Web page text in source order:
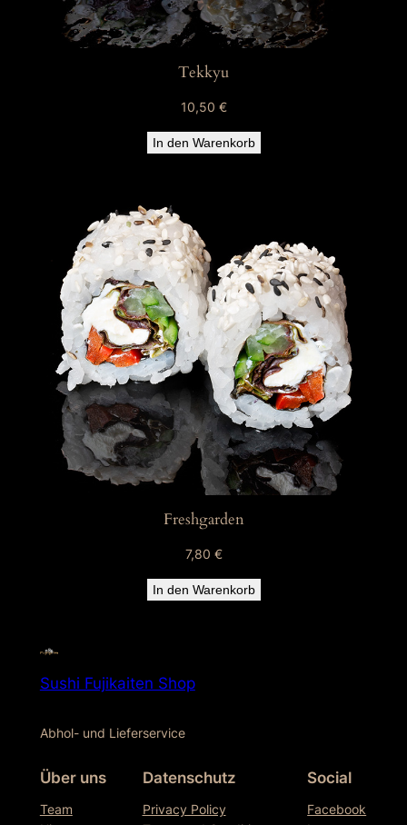
Tekkyu
10,50 €
In den Warenkorb
Freshgarden
7,80 €
In den Warenkorb
Sushi Fujikaiten Shop
Abhol- und Lieferservice
Über uns
Team
Datenschutz
Privacy Policy
Social
Facebook